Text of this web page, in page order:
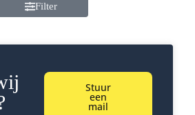
Filter
Stuur
een
mail